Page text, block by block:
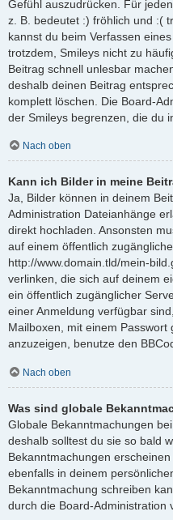
Gefühl auszudrücken. Für
z. B. bedeutet :) fröhlich und :(
kannst du beim Verfassen
trotzdem, Smileys nicht zu
Beitrag schnell unlesbar
deshalb deinen Beitrag
komplett löschen. Die Board-
der Smileys begrenzen, die du
Nach oben
Kann ich Bilder in meine
Ja, Bilder können in deinem
Administration Dateianhänge
direkt hochladen. Ansonsten
auf einem öffentlich
http://www.domain.tld/mein-
verlinken, die sich auf deinem
ein öffentlich zugänglicher
einer Anmeldung verfügbar
Mailboxen, mit einem Passwort
anzuzeigen, benutze den
Nach oben
Was sind globale
Globale Bekanntmachungen
deshalb solltest du sie so bald
Bekanntmachungen
ebenfalls in deinem
Bekanntmachung schreiben
durch die Board-Administration